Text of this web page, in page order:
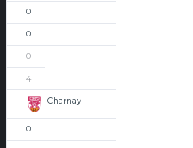
0
0
0
4
Charnay
0